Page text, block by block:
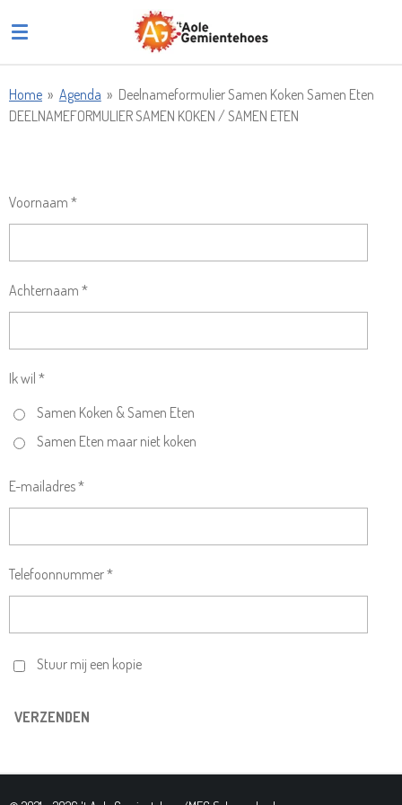
direct
hoofdinhoud
Home » Agenda » Deelnameformulier Samen Koken Samen Eten
DEELNAMEFORMULIER SAMEN KOKEN / SAMEN ETEN
Voornaam *
Achternaam *
Ik wil *
Samen Koken & Samen Eten
Samen Eten maar niet koken
E-mailadres *
Telefoonnummer *
Stuur mij een kopie
VERZENDEN